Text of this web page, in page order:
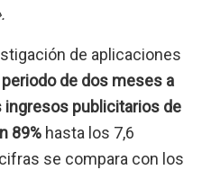
de aplicaciones
de dos meses a
ingresos publicitarios de
89% hasta los 7,6
se compara con los